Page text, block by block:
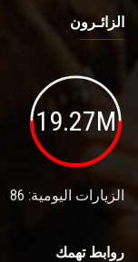
الزائـرون
19.27M
الزيارات اليومية: 86
روابط تهمك